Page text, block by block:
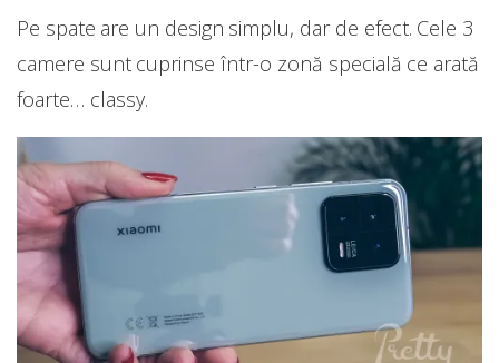
Pe spate are un design simplu, dar de efect. Cele 3
camere sunt cuprinse într-o zonă specială ce arată
foarte… classy.